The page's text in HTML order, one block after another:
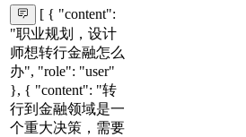
[ { "content":
"职业规划，设计
师想转行金融怎么
办", "role": "user"
}, { "content": "转
行到金融领域是一
个重大决策，需要